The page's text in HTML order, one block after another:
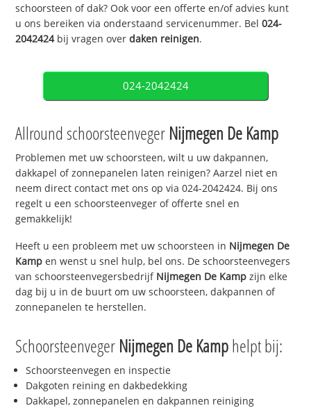
schoorsteen of dak? Ook voor een offerte en/of advies kunt
u ons bereiken via onderstaand servicenummer. Bel024-
2042424bij vragen overdaken reinigen.
024-2042424
Allround schoorsteenveger Nijmegen De Kamp
Problemen met uw schoorsteen, wilt u uw dakpannen,
dakkapel of zonnepanelen laten reinigen? Aarzel niet en
neem direct contact met ons op via 024-2042424. Bij ons
regelt u een schoorsteenveger of offerte snel en
gemakkelijk!
Heeft u een probleem met uw schoorsteen in Nijmegen De
Kamp en wenst u snel hulp, bel ons. De schoorsteenvegers
van schoorsteenvegersbedrijf Nijmegen De Kamp zijn elke
dag bij u in de buurt om uw schoorsteen, dakpannen of
zonnepanelen te herstellen.
Schoorsteenveger Nijmegen De Kamphelpt bij:
Schoorsteenvegen en inspectie
Dakgoten reining en dakbedekking
Dakkapel, zonnepanelen en dakpannen reiniging